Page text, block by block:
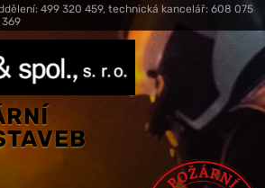
499 320 459, technická kancelář: 608 075